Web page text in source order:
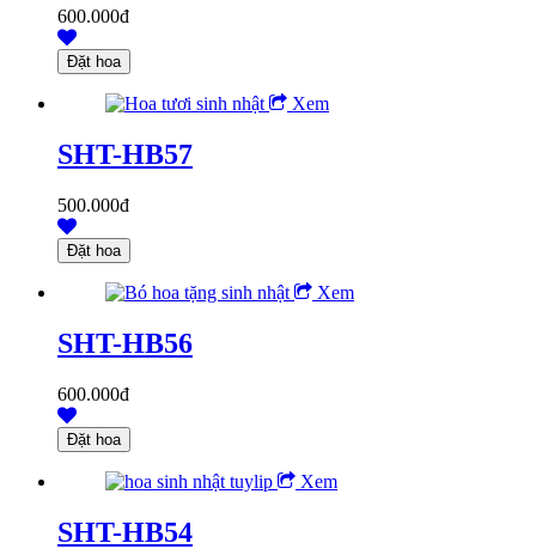
600.000đ
Xem
SHT-HB57
500.000đ
Xem
SHT-HB56
600.000đ
Xem
SHT-HB54